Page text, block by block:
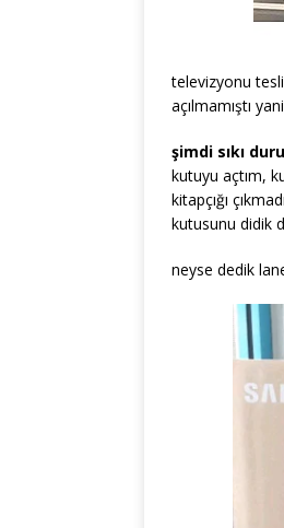
televizyonu
açılmamıştı
şimdi sıkı
kutuyu açtım,
kitapçığı
kutusunu didik
neyse dedik